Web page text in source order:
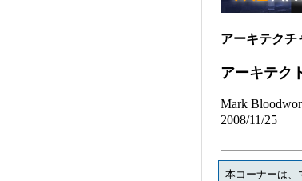
アーキテクチ
アーキテク
Mark
2008/11/25
本コーナーは、